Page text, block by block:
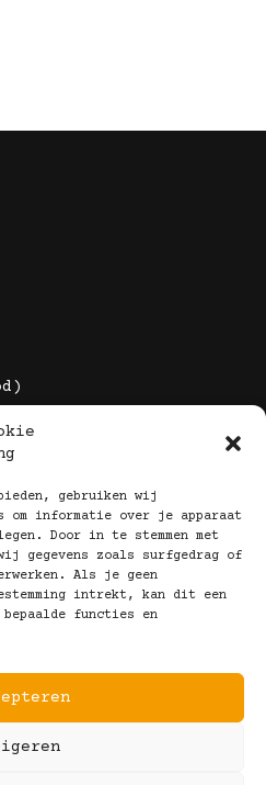
gebruiken wij
om informatie over je apparaat
Door in te stemmen met
gegevens zoals surfgedrag of
Als je geen
intrekt, kan dit een
functies en
Koot Brillen
Voorwaarden